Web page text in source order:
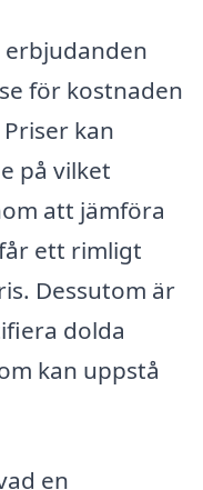
för kostnaden
kan
på vilket
att jämföra
ett rimligt
Dessutom är
dolda
kan uppstå
en